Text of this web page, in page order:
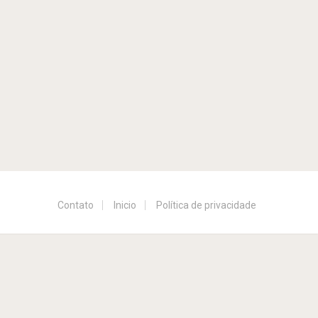
Contato Inicio Política de privacidade